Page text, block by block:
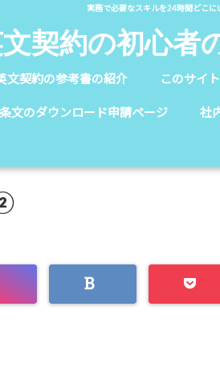
実務で必要なスキルを24時間どこに
契約の初心者
契約の参考書の紹介 このサイ
文のダウンロード申請ページ 社